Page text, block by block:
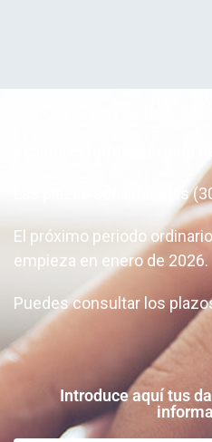
Rellena el formulario para
Las plazas son limitadas
El próximo periodo
empieza en enero de 2026.
Puedes consultar los
Introduce aquí tus